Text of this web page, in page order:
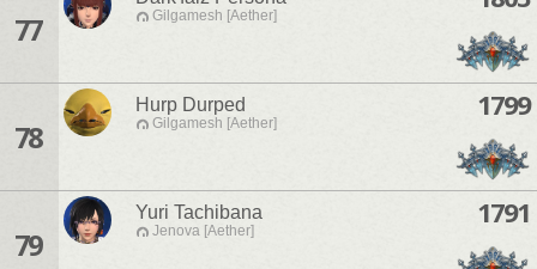
77 Gilgamesh [Aether]
78
Hurp Durped
Gilgamesh [Aether]
1799
79
Yuri Tachibana
Jenova [Aether]
1791